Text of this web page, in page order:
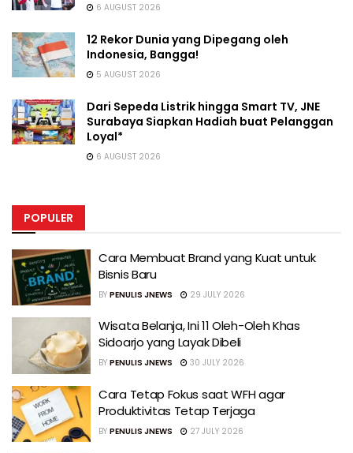
6 AUGUST 2026
12 Rekor Dunia yang Dipegang oleh
Indonesia, Bangga!
5 AUGUST 2026
Dari Sepeda Listrik hingga Smart TV, JNE
Surabaya Siapkan Hadiah buat Pelanggan
Loyal*
6 AUGUST 2026
POPULER
Cara Membuat Brand yang Kuat untuk
Bisnis Baru
BY PENULIS JNEWS 29 JULY 2026
Wisata Belanja, Ini 11 Oleh-Oleh Khas
Sidoarjo yang Layak Dibeli
BY PENULIS JNEWS 30 JULY 2026
Cara Tetap Fokus saat WFH agar
Produktivitas Tetap Terjaga
BY PENULIS JNEWS 27 JULY 2026